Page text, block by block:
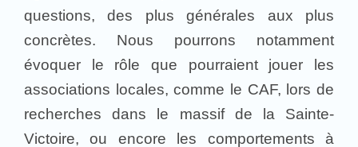
questions, des plus générales aux plus
concrètes. Nous pourrons notamment
évoquer le rôle que pourraient jouer les
associations locales, comme le CAF, lors de
recherches dans le massif de la Sainte-
Victoire, ou encore les comportements à